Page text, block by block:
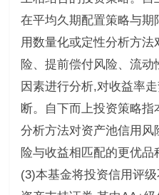
在平均久期配置策略与
用数量化或定性分析方
险、提前偿付风险、流
因素进行分析,对收益率
断。自下而上投资策略
分析方法对资产池信用
险与收益相匹配的更优品
(3)本基金将投资信用评